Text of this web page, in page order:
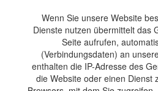
Wenn Sie unsere Website
Dienste nutzen übermittelt das
Seite aufrufen,
(Verbindungsdaten) an
enthalten die IP-Adresse des
die Website oder einen Dienst